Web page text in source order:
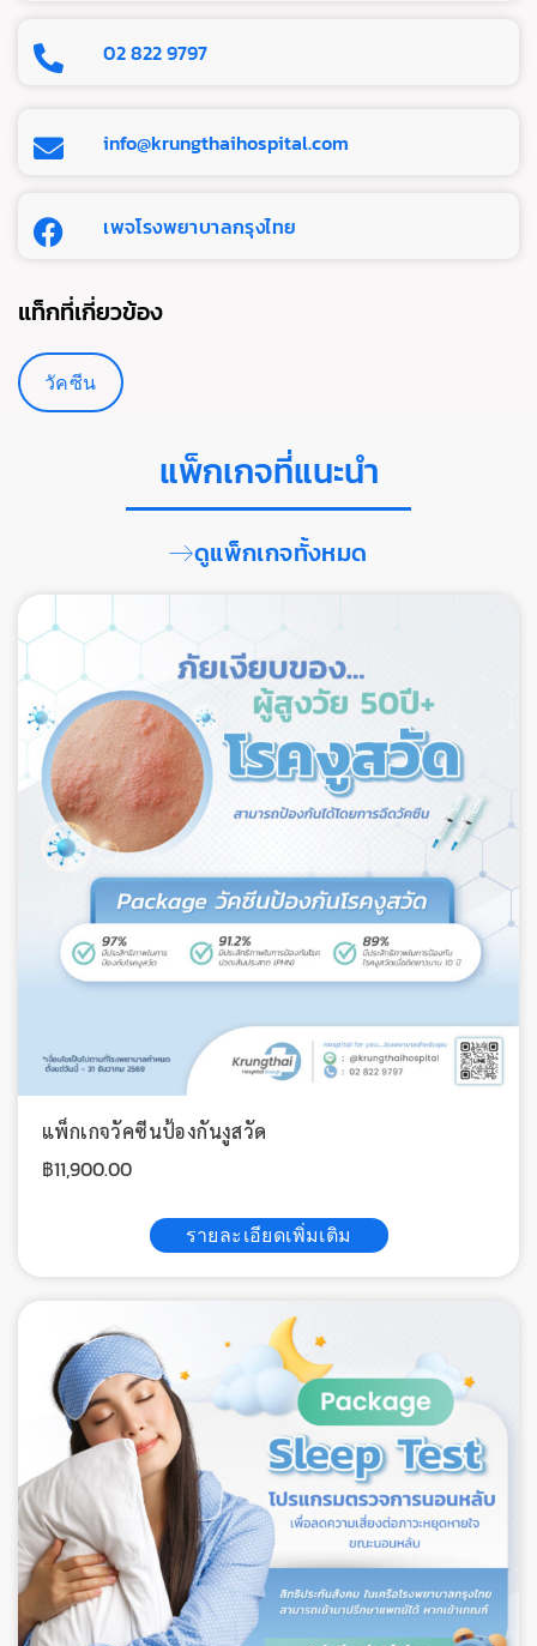
02 822 9797
info@krungthaihospital.com
เพจโรงพยาบาลกรุงไทย
แท็กที่เกี่ยวข้อง
วัคซีน
แพ็กเกจที่แนะนำ
ดูแพ็กเกจทั้งหมด
แพ็กเกจวัคซีนป้องกันงูสวัด
฿11,900.00
รายละเอียดเพิ่มเติม